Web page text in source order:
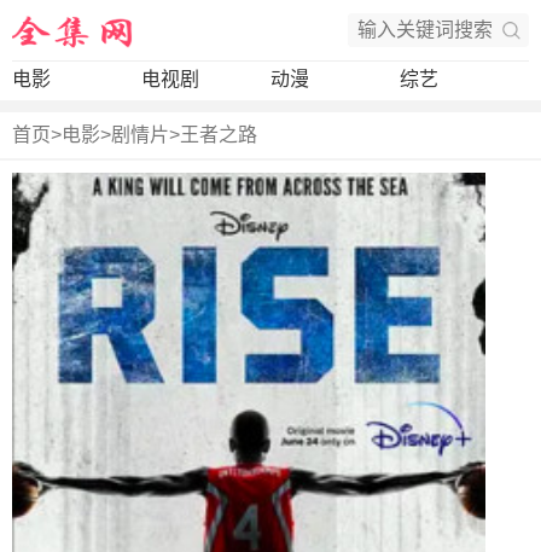
电影 电视剧 动漫 综艺
首页>电影>剧情片>王者之路